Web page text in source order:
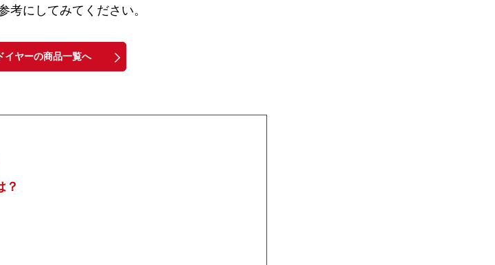
考にしてみてください。
イヤーの商品一覧へ
？